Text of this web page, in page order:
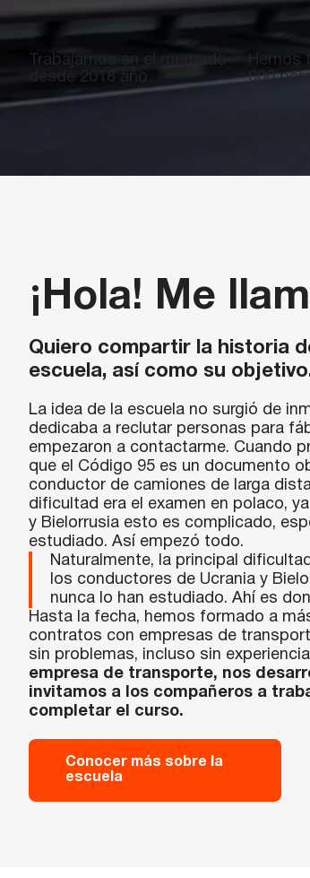
Trabajamos en el mercado
desde 2018 año
Hemos
000
¡Hola! Me
Quiero compartir la historia
escuela, así como su
La idea de la escuela no surgió de
dedicaba a reclutar personas para
empezaron a contactarme. Cuando
que el Código 95 es un documento
conductor de camiones de larga
dificultad era el examen en polaco,
y Bielorrusia esto es complicado,
estudiado. Así empezó todo.
Naturalmente, la principal
los conductores de Ucrania y
nunca lo han estudiado. Ahí es
Hasta la fecha, hemos formado a
contratos con empresas de
sin problemas, incluso sin
empresa de transporte, nos
invitamos a los compañeros a
completar el curso.
Conocer más sobre la
escuela